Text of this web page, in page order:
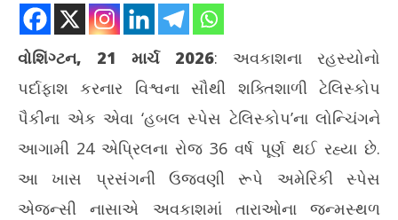
NOW VIEWING
વોશિંગ્ટન, 21 માર્ચ 2026: અવકાશના રહસ્યોનો
પર્દાફાશ કરનાર વિશ્વના સૌથી શક્તિશાળી ટેલિસ્કોપ
પૈકીના એક એવા ‘હબલ સ્પેસ ટેલિસ્કોપ’ના લોન્ચિંગને
આગામી 24 એપ્રિલના રોજ 36 વર્ષ પૂર્ણ થઈ રહ્યા છે.
આ ખાસ પ્રસંગની ઉજવણી રૂપે અમેરિકી સ્પેસ
એજન્સી નાસાએ અવકાશમાં તારાઓના જન્મસ્થળ